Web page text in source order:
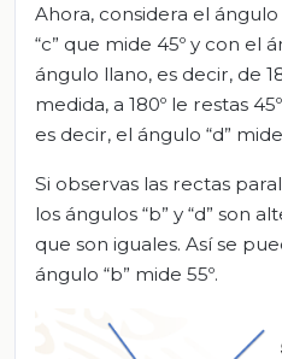
Ahora, considera el
“c” que mide 45º y con el
ángulo llano, es decir, de
medida, a 180º le restas
es decir, el ángulo “d” mide
Si observas las rectas
los ángulos “b” y “d” son
que son iguales. Así se
ángulo “b” mide 55º.